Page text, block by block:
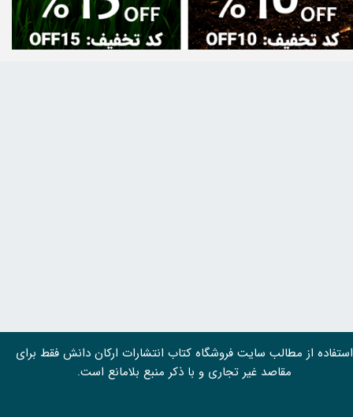
استفاده از مطالب سايت فروشگاه کتاب انتشارات ارکان دانش فقط برای
مقاصد غیر تجاری و با ذکر منبع بلامانع است.